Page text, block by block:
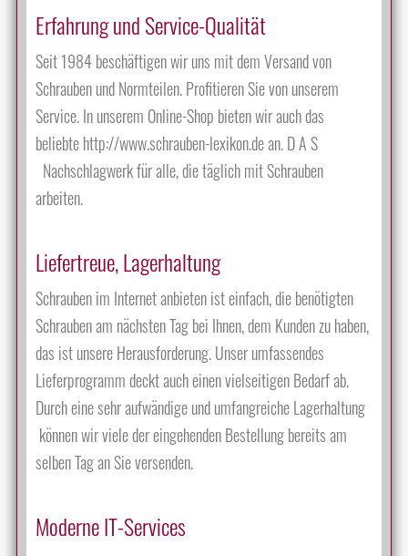
Erfahrung und Service-Qualität
Seit 1984 beschäftigen wir uns mit dem Versand von
Schrauben und Normteilen. Profitieren Sie von unserem
Service. In unserem Online-Shop bieten wir auch das
beliebte http://www.schrauben-lexikon.de an. D A S
Nachschlagwerk für alle, die täglich mit Schrauben
arbeiten.
Liefertreue, Lagerhaltung
Schrauben im Internet anbieten ist einfach, die benötigten
Schrauben am nächsten Tag bei Ihnen, dem Kunden zu haben,
das ist unsere Herausforderung. Unser umfassendes
Lieferprogramm deckt auch einen vielseitigen Bedarf ab.
Durch eine sehr aufwändige und umfangreiche Lagerhaltung
können wir viele der eingehenden Bestellung bereits am
selben Tag an Sie versenden.
Moderne IT-Services